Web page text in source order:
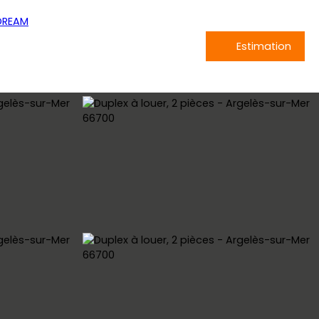
Estimation